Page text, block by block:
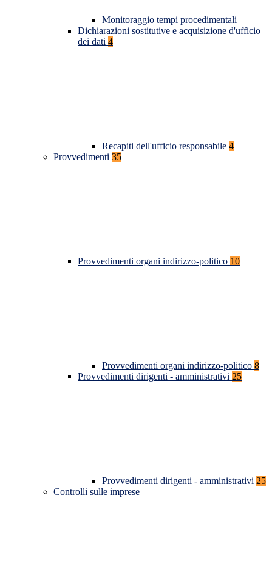
Monitoraggio tempi procedimentali
Dichiarazioni sostitutive e acquisizione d'ufficio
dei dati 4
Recapiti dell'ufficio responsabile 4
Provvedimenti 35
Provvedimenti organi indirizzo-politico 10
Provvedimenti organi indirizzo-politico 8
Provvedimenti dirigenti - amministrativi 25
Provvedimenti dirigenti - amministrativi 25
Controlli sulle imprese